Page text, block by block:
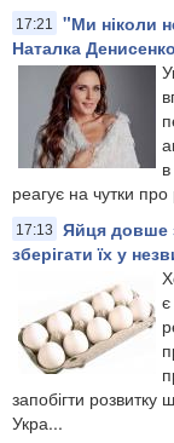
17:21
"Ми ніколи
Наталка
реагує на чутки
17:13
Яйця довше
зберігати їх у
запобігти розвитку
Укра...